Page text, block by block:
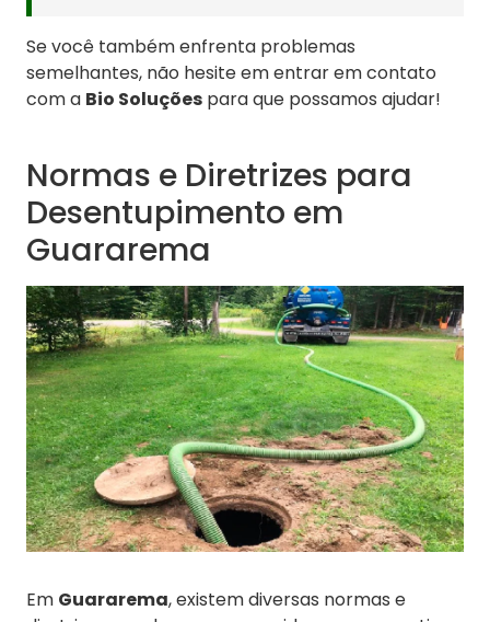
Se você também enfrenta problemas
semelhantes, não hesite em entrar em contato
com a Bio Soluções para que possamos ajudar!
Normas e Diretrizes para
Desentupimento em
Guararema
Em Guararema, existem diversas normas e